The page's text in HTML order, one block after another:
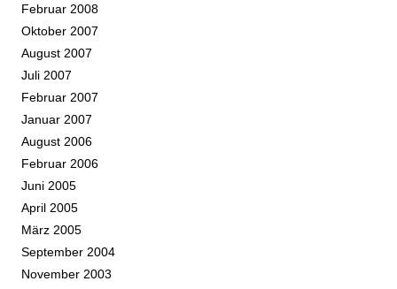
Februar 2008
Oktober 2007
August 2007
Juli 2007
Februar 2007
Januar 2007
August 2006
Februar 2006
Juni 2005
April 2005
März 2005
September 2004
November 2003